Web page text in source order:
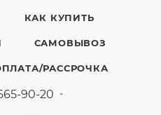
КАК КУПИТЬ
САМОВЫВОЗ
РАССРОЧКА
90-20